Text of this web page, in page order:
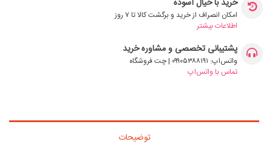
خرید با خیال آسوده
امکان انصراف از خرید و برگشت کالا تا ۷ روز
اطلاعات بیشتر
پشتیبانی تخصصی و مشاوره خرید
واتس‌اپ: ۰۹۹۰۵۳۸۸۱۹۱ | چت فروشگاه
تماس با واتس‌اپ
توضیحات